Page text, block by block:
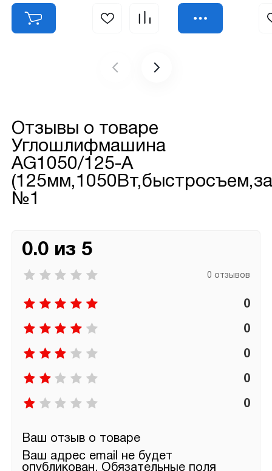
Отзывы о товаре
Углошлифмашина
AG1050/125-А
№1
0.0 из 5
0 отзывов
0
0
0
0
0
Ваш отзыв о товаре
Ваш адрес email не будет
опубликован. Обязательные поля